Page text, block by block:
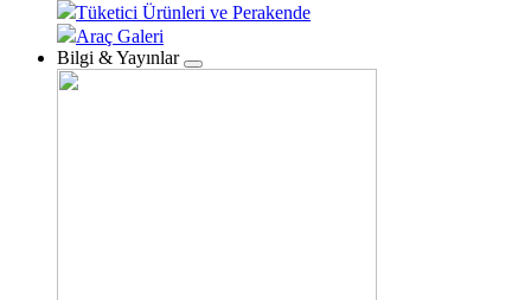
Tüketici Ürünleri ve Perakende
Araç Galeri
Bilgi & Yayınlar
Toggle